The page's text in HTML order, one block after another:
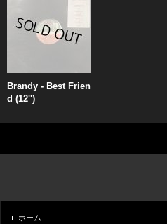
Brandy - Best Frien
d (12'')
ホーム